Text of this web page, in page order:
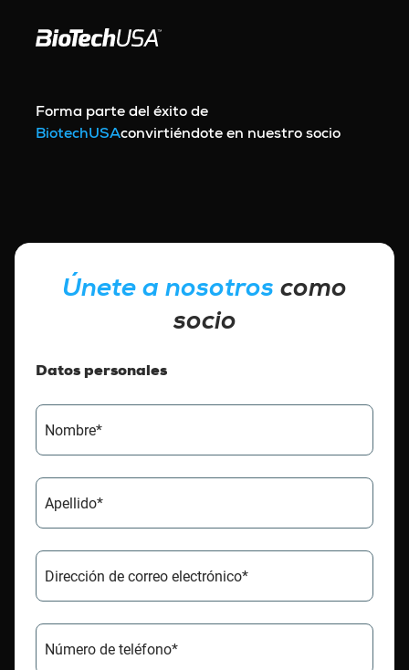
Forma parte del éxito de
BiotechUSAconvirtiéndote en nuestro socio
Únete a nosotros como
socio
Datos personales
Nombre*
Apellido*
Dirección de correo electrónico*
Número de teléfono*